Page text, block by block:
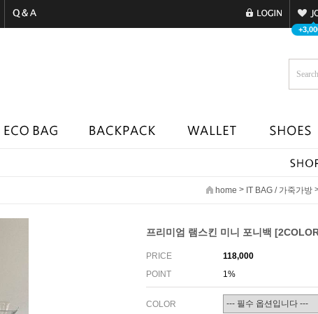
home > IT BAG / 가죽가방
프리미엄 램스킨 미니 포니백
PRICE
118,000
POINT
1%
COLOR